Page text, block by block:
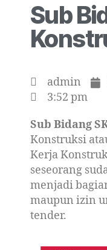
Sub
admin
3:52 pm
Sub Bidang
Konstruksi
Kerja
seseorang
menjadi
maupun izin
tender.